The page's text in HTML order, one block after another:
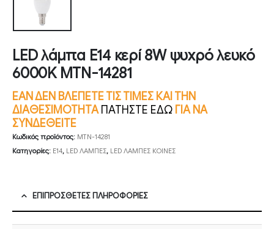
LED λάμπα E14 κερί 8W ψυχρό λευκό
6000K MTN-14281
ΕΑΝ ΔΕΝ ΒΛΕΠΕΤΕ ΤΙΣ ΤΙΜΕΣ ΚΑΙ ΤΗΝ
ΔΙΑΘΕΣΙΜΟΤΗΤΑ ΠΑΤΗΣΤΕ ΕΔΩ ΓΙΑ ΝΑ
ΣΥΝΔΕΘΕΙΤΕ
Κωδικός προϊόντος: MTN-14281
Κατηγορίες: E14, LED ΛΑΜΠΕΣ, LED ΛΑΜΠΕΣ ΚΟΙΝΕΣ
ΕΠΙΠΡΌΣΘΕΤΕΣ ΠΛΗΡΟΦΟΡΊΕΣ